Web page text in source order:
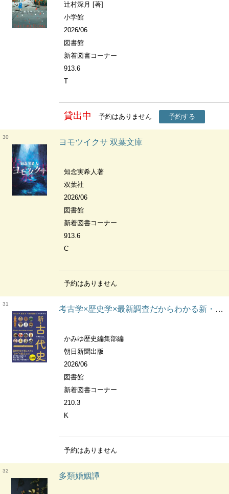
辻村深月 [著]
小学館
2026/06
図書館
新着図書コーナー
913.6
T
貸出中 予約はありません 予約する
30
ヨモツイクサ 双葉文庫
知念実希人著
双葉社
2026/06
図書館
新着図書コーナー
913.6
C
予約はありません
31
考古学×歴史学×最新調査だからわかる新・古代史 だからわかるシリーズ
かみゆ歴史編集部編
朝日新聞出版
2026/06
図書館
新着図書コーナー
210.3
K
予約はありません
32
多類婚姻譚